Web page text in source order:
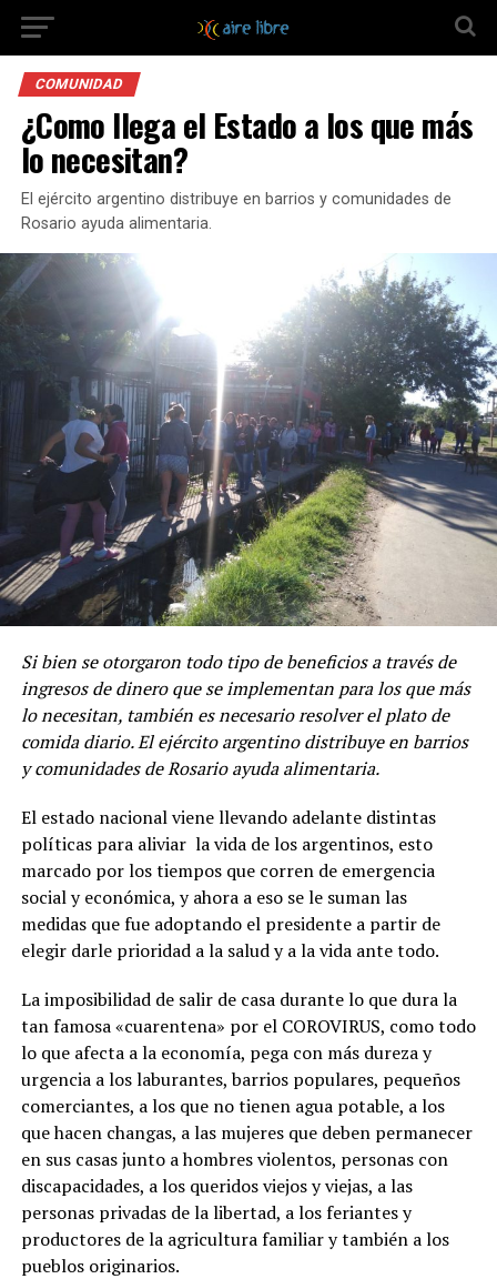
COMUNIDAD
¿Como llega el Estado a los que más
lo necesitan?
El ejército argentino distribuye en barrios y comunidades de
Rosario ayuda alimentaria.
Si bien se otorgaron todo tipo de beneficios a través de
ingresos de dinero que se implementan para los que más
lo necesitan, también es necesario resolver el plato de
comida diario. El ejército argentino distribuye en barrios
y comunidades de Rosario ayuda alimentaria.
El estado nacional viene llevando adelante distintas
políticas para aliviar la vida de los argentinos, esto
marcado por los tiempos que corren de emergencia
social y económica, y ahora a eso se le suman las
medidas que fue adoptando el presidente a partir de
elegir darle prioridad a la salud y a la vida ante todo.
La imposibilidad de salir de casa durante lo que dura la
tan famosa «cuarentena» por el COROVIRUS, como todo
lo que afecta a la economía, pega con más dureza y
urgencia a los laburantes, barrios populares, pequeños
comerciantes, a los que no tienen agua potable, a los
que hacen changas, a las mujeres que deben permanecer
en sus casas junto a hombres violentos, personas con
discapacidades, a los queridos viejos y viejas, a las
personas privadas de la libertad, a los feriantes y
productores de la agricultura familiar y también a los
pueblos originarios.